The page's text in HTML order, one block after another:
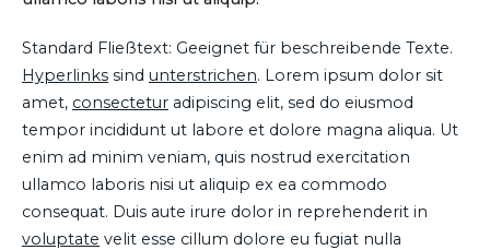
Standard Fließtext: Geeignet für beschreibende Texte.
Hyperlinks sind unterstrichen. Lorem ipsum dolor sit
amet, consectetur adipiscing elit, sed do eiusmod
tempor incididunt ut labore et dolore magna aliqua. Ut
enim ad minim veniam, quis nostrud exercitation
ullamco laboris nisi ut aliquip ex ea commodo
consequat. Duis aute irure dolor in reprehenderit in
voluptate velit esse cillum dolore eu fugiat nulla